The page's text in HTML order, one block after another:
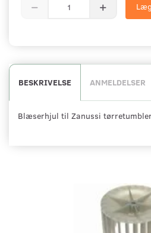
BESKRIVELSE ANMELDELSER
Blæserhjul til Zanussi